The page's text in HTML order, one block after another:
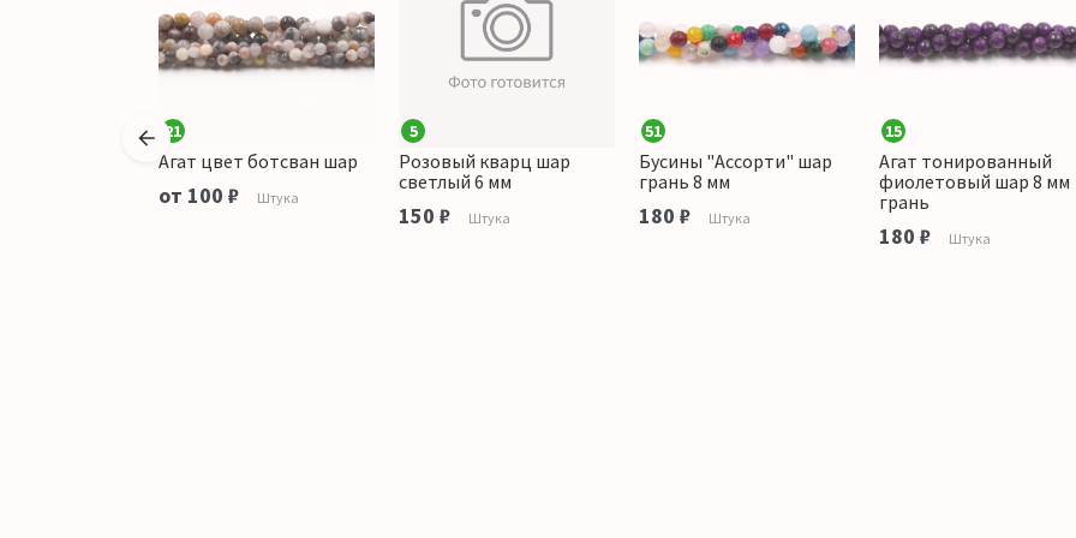
21
Агат цвет ботсван шар
от 100 ₽ Штука
5
Розовый кварц шар
светлый 6 мм
150 ₽ Штука
51
Бусины "Ассорти" шар
грань 8 мм
180 ₽ Штука
15
Агат тонированный
фиолетовый шар 8 мм
грань
180 ₽ Штука